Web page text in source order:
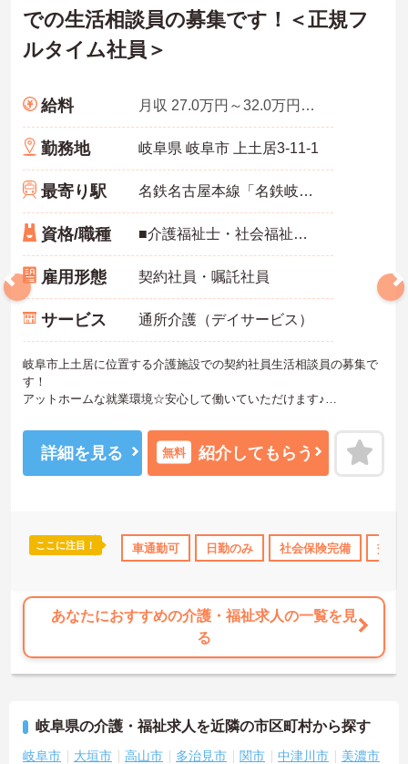
日勤のみ 資格取得サポート 研修制度あり 産休･育休･介
での生活相談員の募集です！＜正規フ
ルタイム社員＞
給料 月収 27.0万円～32.0万円程度
勤務地 岐阜県 岐阜市 上土居3-11-1
最寄り駅 名鉄名古屋本線「名鉄岐阜駅」バス・車13分
資格/職種 ■介護福祉士・社会福祉士必須■経験1年以上必須■普通自動車運転免許必須
雇用形態 契約社員・嘱託社員
サービス 通所介護（デイサービス）
岐阜市上土居に位置する介護施設での契約社員生活相談員の募集で
す！
アットホームな就業環境☆安心して働いていただけます♪
お問い合わせください。
詳細を見る 無料 紹介してもらう
ここに注目！ 車通勤可 日勤のみ 社会保険完備 交通
あなたにおすすめの介護・福祉求人の一覧を見
る
岐阜県の介護・福祉求人を近隣の市区町村から探す
岐阜市 大垣市 高山市 多治見市 関市 中津川市
美濃市